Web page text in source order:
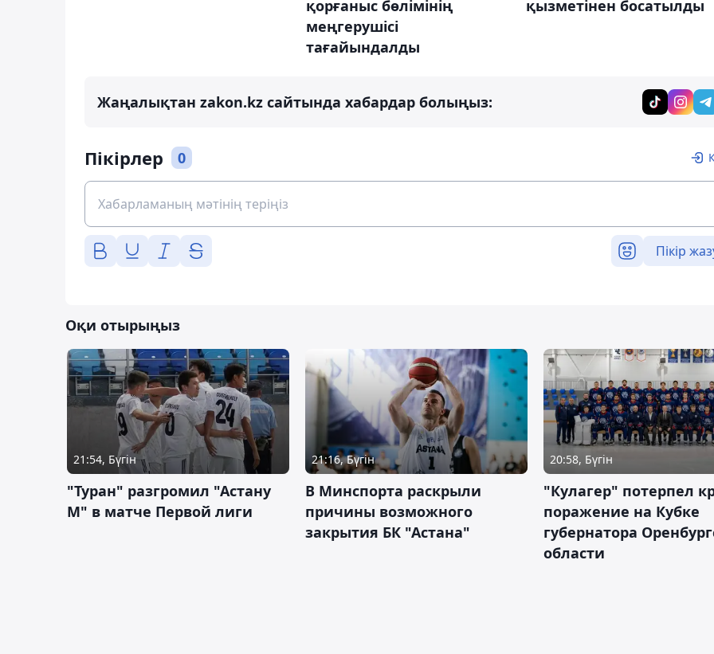
қорғаныс бөлімінің
меңгерушісі
тағайындалды
қызметінен босатылды
Жаңалықтан zakon.kz сайтында хабардар болыңыз:
Пікірлер 0
Пікір
Оқи отырыңыз
21:54, Бүгін
"Туран" разгромил "Астану
М" в матче Первой лиги
21:16, Бүгін
В Минспорта раскрыли
причины возможного
закрытия БК "Астана"
20:58, Бүгін
"Кулагер" потерпел
поражение на Кубке
губернатора
области